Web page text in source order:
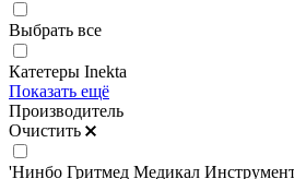
Выбрать все
Катетеры Inekta
Показать ещё
Производитель
Очистить
'Нинбо Гритмед Медикал